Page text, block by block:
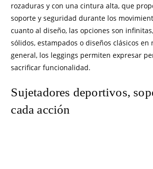
rozaduras y con una cintura alta, que
soporte y seguridad durante los
cuanto al diseño, las opciones son
sólidos, estampados o diseños clásicos en
general, los leggings permiten expresar
sacrificar funcionalidad.
Sujetadores deportivos,
cada acción